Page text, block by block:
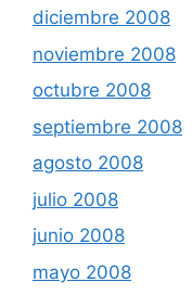
diciembre 2008
noviembre 2008
octubre 2008
septiembre 2008
agosto 2008
julio 2008
junio 2008
mayo 2008